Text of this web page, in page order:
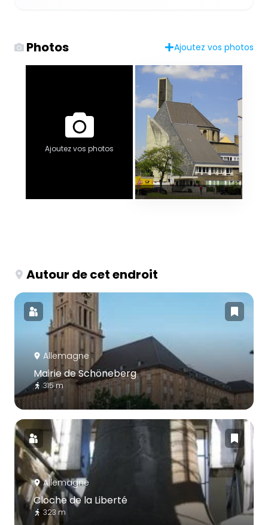
Photos Ajoutez vos photos
Ajoutez vos photos
Autour de cet endroit
Allemagne
Mairie de Schöneberg
315 m
Allemagne
Cloche de la Liberté
323 m